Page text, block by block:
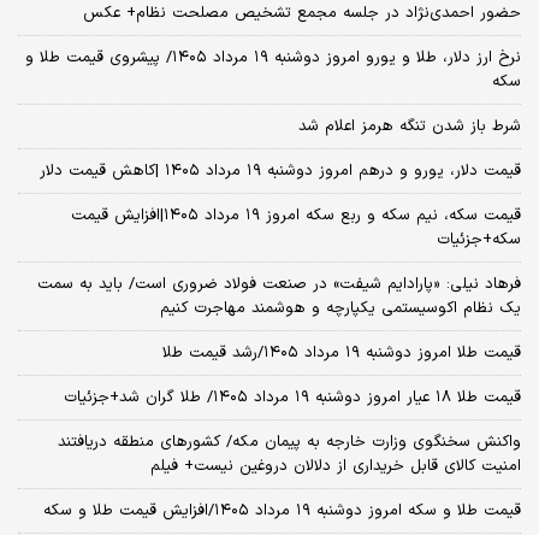
حضور احمدی‌نژاد در جلسه مجمع تشخیص مصلحت نظام+ عکس
نرخ ارز دلار، طلا و یورو امروز دوشنبه ۱۹ مرداد ۱۴۰۵/ پیشروی قیمت طلا و
سکه
شرط باز شدن تنگه هرمز اعلام شد
قیمت دلار، یورو و درهم امروز دوشنبه ۱۹ مرداد ۱۴۰۵ |کاهش قیمت دلار
قیمت سکه، نیم سکه و ربع سکه امروز ۱۹ مرداد ۱۴۰۵|افزایش قیمت
سکه+جزئیات
فرهاد نیلی: «پارادایم شیفت» در صنعت فولاد ضروری است/ باید به سمت
یک نظام اکوسیستمی یکپارچه و هوشمند مهاجرت کنیم
قیمت طلا امروز دوشنبه ۱۹ مرداد ۱۴۰۵/رشد قیمت طلا
قیمت طلا ۱۸ عیار امروز دوشنبه ۱۹ مرداد ۱۴۰۵/ طلا گران شد+جزئیات
واکنش سخنگوی وزارت خارجه به پیمان مکه/ کشورهای منطقه دریافتند
امنیت کالای قابل خریداری از دلالان دروغین نیست+ فیلم
قیمت طلا و سکه امروز دوشنبه ۱۹ مرداد ۱۴۰۵/افزایش قیمت طلا و سکه